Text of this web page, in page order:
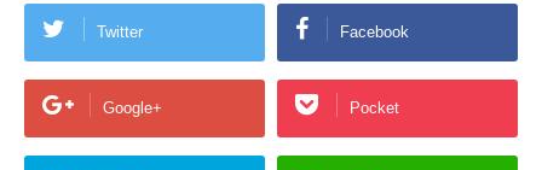
Twitter Facebook
Google+ Pocket